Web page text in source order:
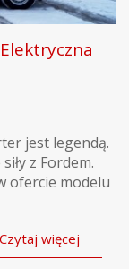
jest legendą.
z Fordem.
ofercie modelu
Czytaj więcej